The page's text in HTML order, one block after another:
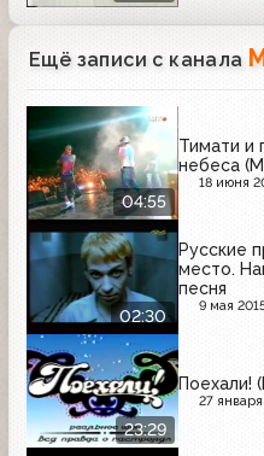
Ещё записи с канала
04:55
Тимати и
небеса
18 июня
02:30
Русские
место.
песня
9 мая
23:29
Поехали!
27